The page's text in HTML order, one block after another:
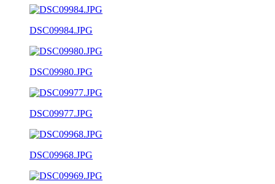
DSC09984.JPG
DSC09980.JPG
DSC09977.JPG
DSC09968.JPG